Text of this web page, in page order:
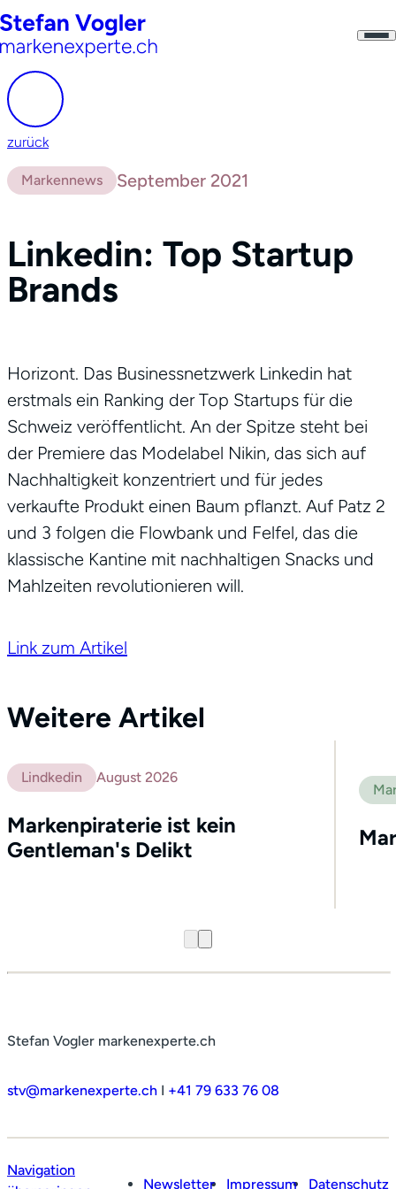
zurück
Markennews September 2021
Linkedin: Top Startup
Brands
Horizont. Das Businessnetzwerk Linkedin hat
erstmals ein Ranking der Top Startups für die
Schweiz veröffentlicht. An der Spitze steht bei
der Premiere das Modelabel Nikin, das sich auf
Nachhaltigkeit konzentriert und für jedes
verkaufte Produkt einen Baum pflanzt. Auf Patz 2
und 3 folgen die Flowbank und Felfel, das die
klassische Kantine mit nachhaltigen Snacks und
Mahlzeiten revolutionieren will.
Link zum Artikel
Weitere Artikel
Lindkedin August 2026
Markenpiraterie ist kein
Gentleman's Delikt
Stefan Vogler markenexperte.ch
stv@markenexperte.ch I +41 79 633 76 08
Navigation
Newsletter Impressum
Datenschutz